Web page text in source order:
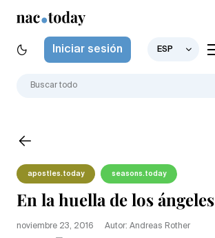
Iniciar sesión ESP
apostles.today seasons.today
En la huella de los ángeles
noviembre 23, 2016
Autor: Andreas Rother